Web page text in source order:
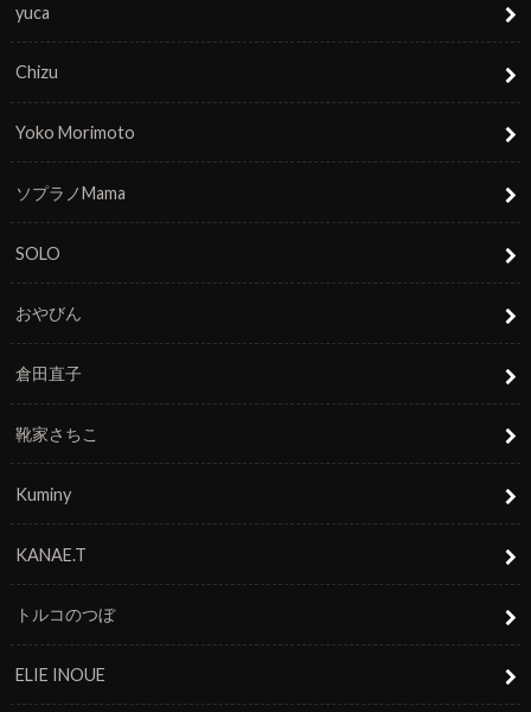
yuca
Chizu
Yoko Morimoto
ソプラノMama
SOLO
おやびん
倉田直子
靴家さちこ
Kuminy
KANAE.T
トルコのつぼ
ELIE INOUE